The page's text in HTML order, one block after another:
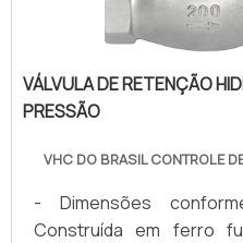
empresa que tem sido
positiva no mercado
tudo que faz onde
de trazer o melhor
mercado.
VÁLVULA DE RETENÇÃO
PRESSÃO
VHC DO BRASIL CONTROLE
- Dimensões
Construída em ferro